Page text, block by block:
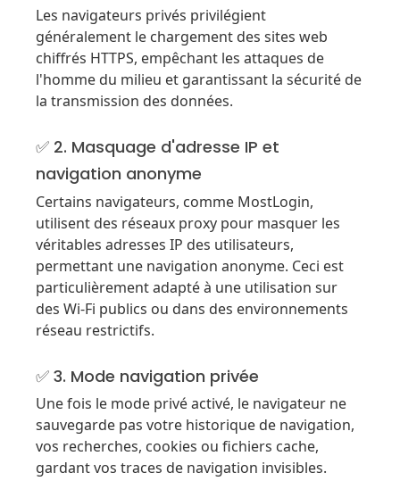
Les navigateurs privés privilégient
généralement le chargement des sites web
chiffrés HTTPS, empêchant les attaques de
l'homme du milieu et garantissant la sécurité de
la transmission des données.
✅ 2. Masquage d'adresse IP et
navigation anonyme
Certains navigateurs, comme MostLogin,
utilisent des réseaux proxy pour masquer les
véritables adresses IP des utilisateurs,
permettant une navigation anonyme. Ceci est
particulièrement adapté à une utilisation sur
des Wi-Fi publics ou dans des environnements
réseau restrictifs.
✅ 3. Mode navigation privée
Une fois le mode privé activé, le navigateur ne
sauvegarde pas votre historique de navigation,
vos recherches, cookies ou fichiers cache,
gardant vos traces de navigation invisibles.